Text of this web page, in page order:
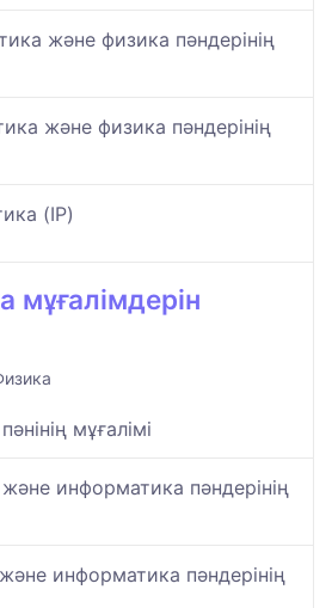
және физика пәндерінің
және физика пәндерінің
(IP)
мұғалімдерін
мұғалімі
информатика пәндерінің
информатика пәндерінің